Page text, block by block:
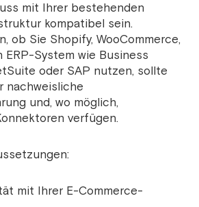
mit Ihrer bestehenden
kompatibel sein.
ob Sie Shopify, WooCommerce,
System wie Business
oder SAP nutzen, sollte
nachweisliche
und, wo möglich,
verfügen.
mit Ihrer E-Commerce-